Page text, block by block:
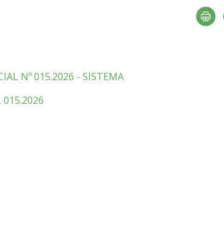
Nº 015.2026 - SISTEMA
015.2026